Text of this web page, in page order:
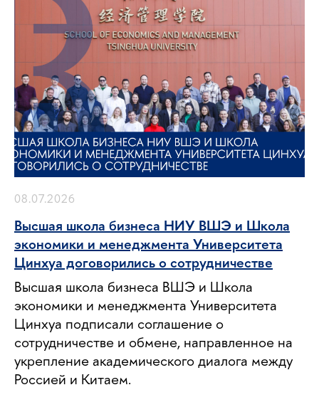
08.07.2026
Высшая школа бизнеса НИУ ВШЭ и Школа
экономики и менеджмента Университета
Цинхуа договорились о сотрудничестве
Высшая школа бизнеса ВШЭ и Школа
экономики и менеджмента Университета
Цинхуа подписали соглашение о
сотрудничестве и обмене, направленное на
укрепление академического диалога между
Россией и Китаем.